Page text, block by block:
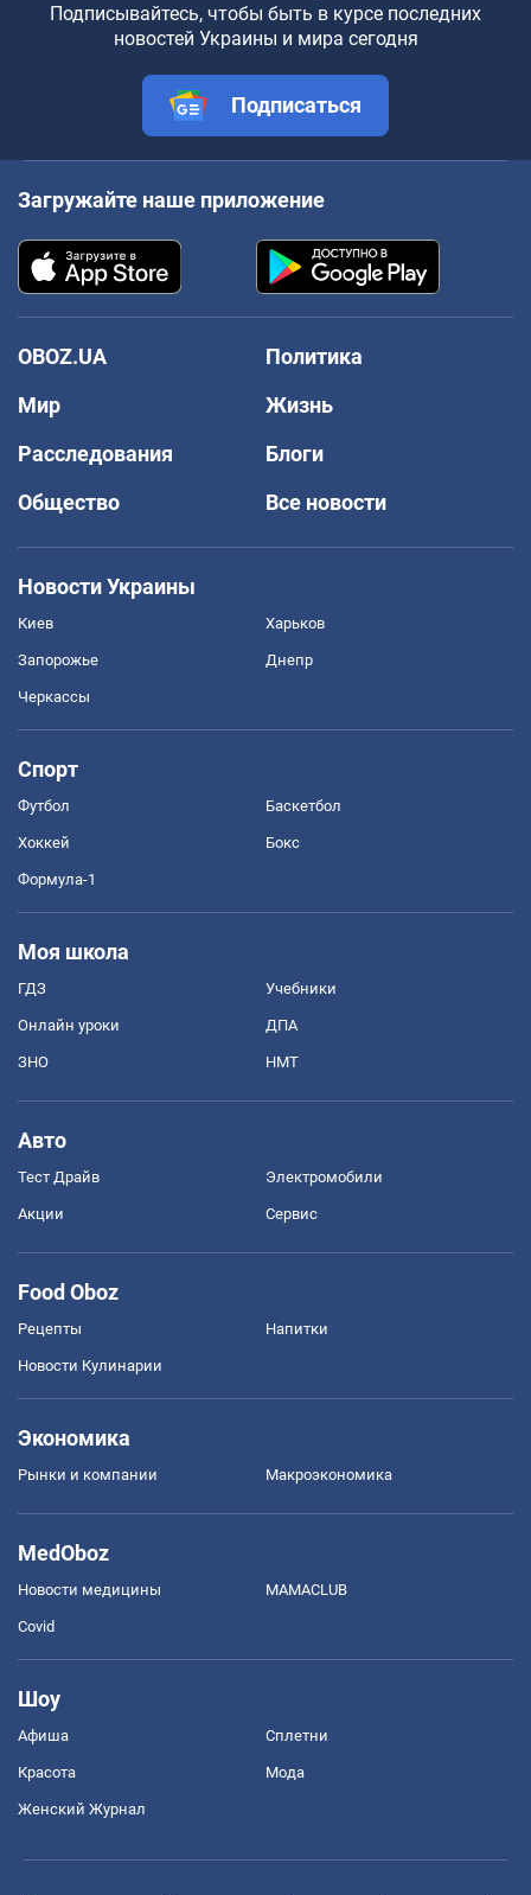
Подписывайтесь, чтобы быть в курсе последних
новостей Украины и мира сегодня
Подписаться
Загружайте наше приложение
OBOZ.UA
Политика
Мир
Жизнь
Расследования
Блоги
Общество
Все новости
Новости Украины
Киев Харьков
Запорожье Днепр
Черкассы
Спорт
Футбол Баскетбол
Хоккей Бокс
Формула-1
Моя школа
ГДЗ Учебники
Онлайн уроки ДПА
ЗНО НМТ
Авто
Тест Драйв Электромобили
Акции Сервис
Food Oboz
Рецепты Напитки
Новости Кулинарии
Экономика
Рынки и компании Mакроэкономика
MedOboz
Новости медицины MAMACLUB
Covid
Шоу
Афиша Сплетни
Красота Мода
Женский Журнал